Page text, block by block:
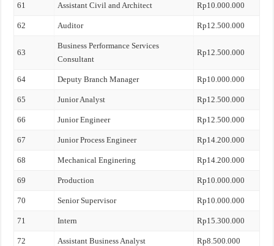
61 Assistant Civil and Architect Rp10.000.000
62 Auditor Rp12.500.000
63
Business Performance Services
Consultant
Rp12.500.000
64 Deputy Branch Manager Rp10.000.000
65 Junior Analyst Rp12.500.000
66 Junior Engineer Rp12.500.000
67 Junior Process Engineer Rp14.200.000
68 Mechanical Enginering Rp14.200.000
69 Production Rp10.000.000
70 Senior Supervisor Rp10.000.000
71 Intern Rp15.300.000
72 Assistant Business Analyst Rp8.500.000